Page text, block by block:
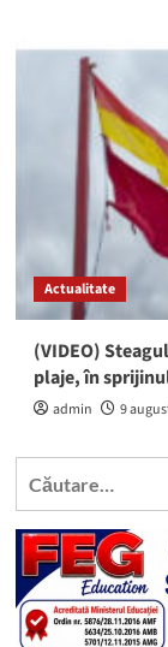
Actualitate
(VIDEO)
plaje, în
admin 9
Caută